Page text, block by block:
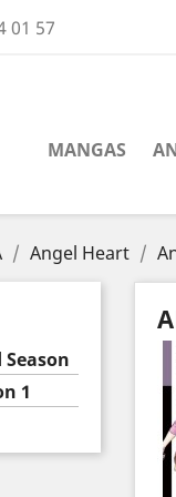
01 57
MANGAS
Angel Heart
1